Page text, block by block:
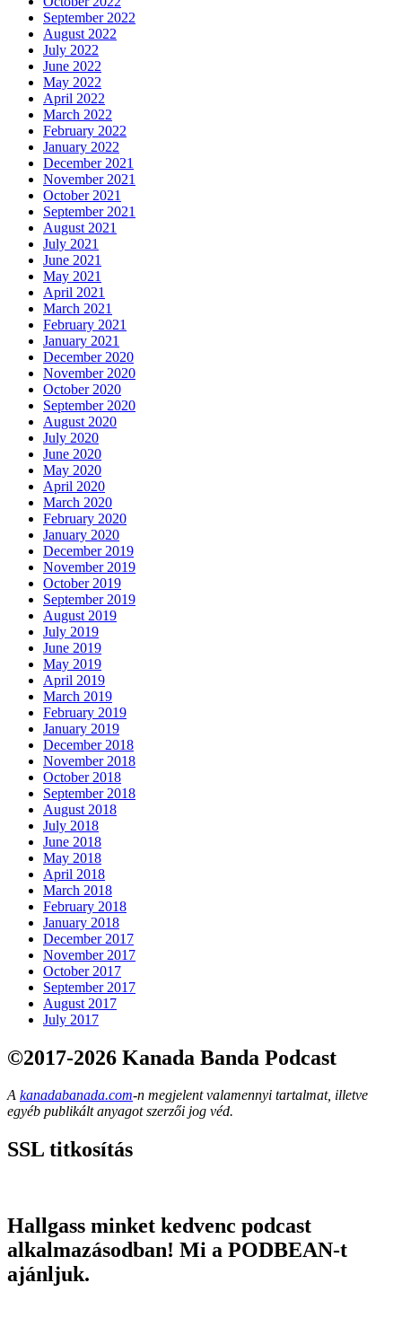
September 2022
August 2022
July 2022
June 2022
May 2022
April 2022
March 2022
February 2022
January 2022
December 2021
November 2021
October 2021
September 2021
August 2021
July 2021
June 2021
May 2021
April 2021
March 2021
February 2021
January 2021
December 2020
November 2020
October 2020
September 2020
August 2020
July 2020
June 2020
May 2020
April 2020
March 2020
February 2020
January 2020
December 2019
November 2019
October 2019
September 2019
August 2019
July 2019
June 2019
May 2019
April 2019
March 2019
February 2019
January 2019
December 2018
November 2018
October 2018
September 2018
August 2018
July 2018
June 2018
May 2018
April 2018
March 2018
February 2018
January 2018
December 2017
November 2017
October 2017
September 2017
August 2017
July 2017
©2017-2026 Kanada Banda Podcast
A kanadabanada.com-n megjelent valamennyi tartalmat, illetve
egyéb publikált anyagot szerzői jog véd.
SSL titkosítás
Hallgass minket kedvenc podcast
alkalmazásodban! Mi a PODBEAN-t
ajánljuk.